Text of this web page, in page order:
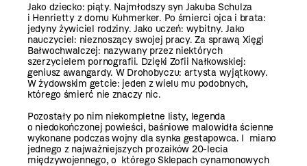
Jako dziecko: piąty. Najmłodszy syn Jakuba Schulza
i Henrietty z domu Kuhmerker. Po śmierci ojca i brata:
jedyny żywiciel rodziny. Jako uczeń: wybitny. Jako
nauczyciel: nieznoszący swojej pracy. Za sprawą Xięgi
Bałwochwalczej: nazywany przez niektórych
szerzycielem pornografii. Dzięki Zofii Nałkowskiej:
geniusz awangardy. W Drohobyczu: artysta wyjątkowy.
W żydowskim getcie: jeden z wielu mu podobnych,
którego śmierć nie znaczy nic.
Pozostały po nim niekompletne listy, legenda
o niedokończonej powieści, baśniowe malowidła ścienne
wykonane podczas wojny dla synka gestapowca. I miano
jednego z najważniejszych prozaików 20-lecia
międzywojennego, o którego Sklepach cynamonowych